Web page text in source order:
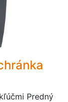
Predný